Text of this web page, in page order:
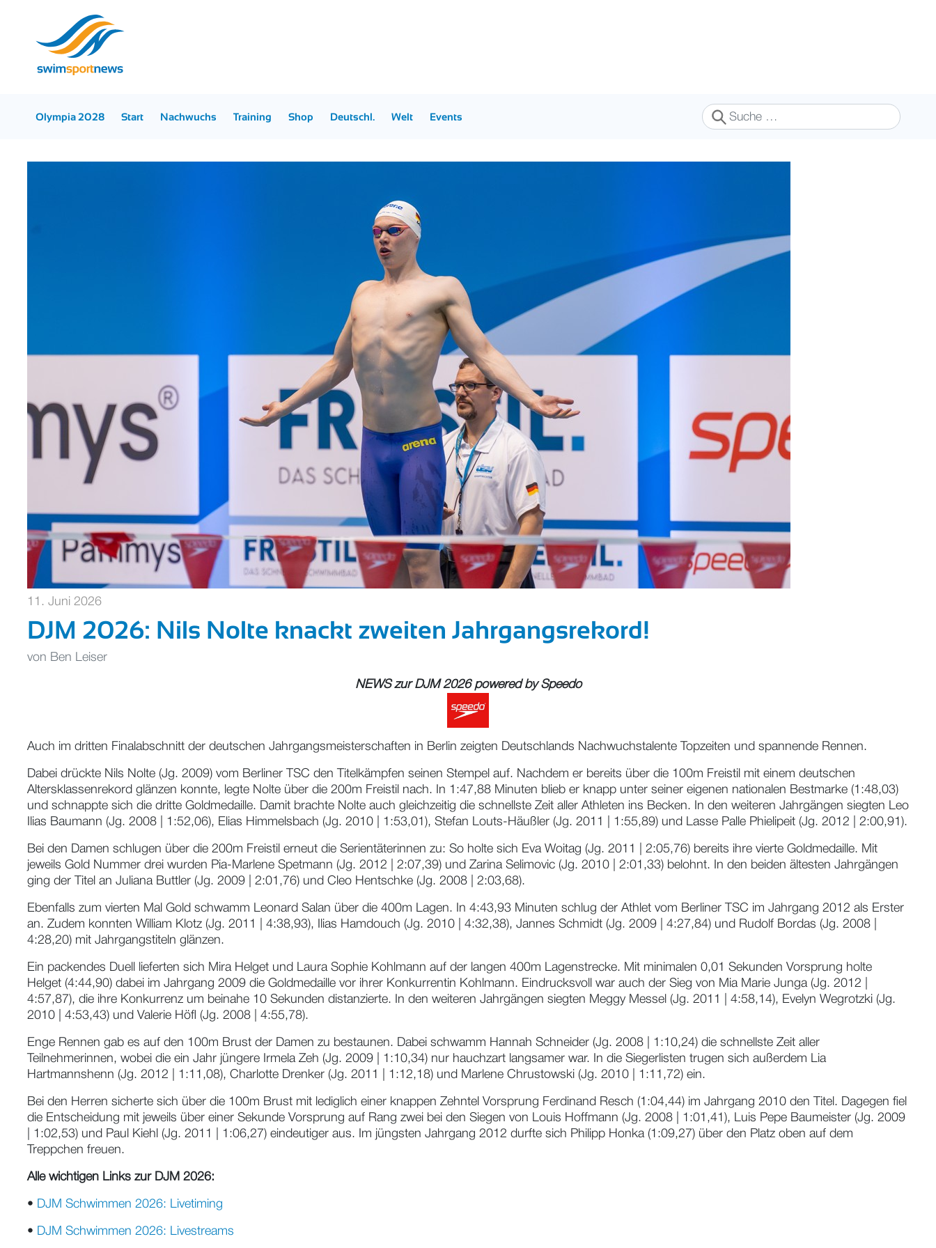
Olympia 2028 Start Nachwuchs Training Shop Deutschl. Welt Events
Suchen
11. Juni 2026
DJM 2026: Nils Nolte knackt zweiten Jahrgangsrekord!
von Ben Leiser
NEWS zur DJM 2026 powered by Speedo
Auch im dritten Finalabschnitt der deutschen Jahrgangsmeisterschaften in Berlin zeigten Deutschlands Nachwuchstalente Topzeiten und spannende Rennen.
Dabei drückte Nils Nolte (Jg. 2009) vom Berliner TSC den Titelkämpfen seinen Stempel auf. Nachdem er bereits über die 100m Freistil mit einem deutschen
Altersklassenrekord glänzen konnte, legte Nolte über die 200m Freistil nach. In 1:47,88 Minuten blieb er knapp unter seiner eigenen nationalen Bestmarke (1:48,03)
und schnappte sich die dritte Goldmedaille. Damit brachte Nolte auch gleichzeitig die schnellste Zeit aller Athleten ins Becken. In den weiteren Jahrgängen siegten Leo
Ilias Baumann (Jg. 2008 | 1:52,06), Elias Himmelsbach (Jg. 2010 | 1:53,01), Stefan Louts-Häußler (Jg. 2011 | 1:55,89) und Lasse Palle Phielipeit (Jg. 2012 | 2:00,91).
Bei den Damen schlugen über die 200m Freistil erneut die Serientäterinnen zu: So holte sich Eva Woitag (Jg. 2011 | 2:05,76) bereits ihre vierte Goldmedaille. Mit
jeweils Gold Nummer drei wurden Pia-Marlene Spetmann (Jg. 2012 | 2:07,39) und Zarina Selimovic (Jg. 2010 | 2:01,33) belohnt. In den beiden ältesten Jahrgängen
ging der Titel an Juliana Buttler (Jg. 2009 | 2:01,76) und Cleo Hentschke (Jg. 2008 | 2:03,68).
Ebenfalls zum vierten Mal Gold schwamm Leonard Salan über die 400m Lagen. In 4:43,93 Minuten schlug der Athlet vom Berliner TSC im Jahrgang 2012 als Erster
an. Zudem konnten William Klotz (Jg. 2011 | 4:38,93), Ilias Hamdouch (Jg. 2010 | 4:32,38), Jannes Schmidt (Jg. 2009 | 4:27,84) und Rudolf Bordas (Jg. 2008 |
4:28,20) mit Jahrgangstiteln glänzen.
Ein packendes Duell lieferten sich Mira Helget und Laura Sophie Kohlmann auf der langen 400m Lagenstrecke. Mit minimalen 0,01 Sekunden Vorsprung holte
Helget (4:44,90) dabei im Jahrgang 2009 die Goldmedaille vor ihrer Konkurrentin Kohlmann. Eindrucksvoll war auch der Sieg von Mia Marie Junga (Jg. 2012 |
4:57,87), die ihre Konkurrenz um beinahe 10 Sekunden distanzierte. In den weiteren Jahrgängen siegten Meggy Messel (Jg. 2011 | 4:58,14), Evelyn Wegrotzki (Jg.
2010 | 4:53,43) und Valerie Höfl (Jg. 2008 | 4:55,78).
Enge Rennen gab es auf den 100m Brust der Damen zu bestaunen. Dabei schwamm Hannah Schneider (Jg. 2008 | 1:10,24) die schnellste Zeit aller
Teilnehmerinnen, wobei die ein Jahr jüngere Irmela Zeh (Jg. 2009 | 1:10,34) nur hauchzart langsamer war. In die Siegerlisten trugen sich außerdem Lia
Hartmannshenn (Jg. 2012 | 1:11,08), Charlotte Drenker (Jg. 2011 | 1:12,18) und Marlene Chrustowski (Jg. 2010 | 1:11,72) ein.
Bei den Herren sicherte sich über die 100m Brust mit lediglich einer knappen Zehntel Vorsprung Ferdinand Resch (1:04,44) im Jahrgang 2010 den Titel. Dagegen fiel
die Entscheidung mit jeweils über einer Sekunde Vorsprung auf Rang zwei bei den Siegen von Louis Hoffmann (Jg. 2008 | 1:01,41), Luis Pepe Baumeister (Jg. 2009
| 1:02,53) und Paul Kiehl (Jg. 2011 | 1:06,27) eindeutiger aus. Im jüngsten Jahrgang 2012 durfte sich Philipp Honka (1:09,27) über den Platz oben auf dem
Treppchen freuen.
Alle wichtigen Links zur DJM 2026:
• DJM Schwimmen 2026: Livetiming
• DJM Schwimmen 2026: Livestreams